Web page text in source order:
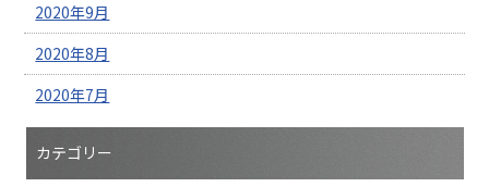
2020年9月
2020年8月
2020年7月
カテゴリー